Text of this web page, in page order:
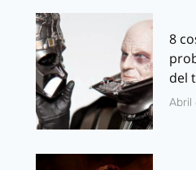
8
del
Abril